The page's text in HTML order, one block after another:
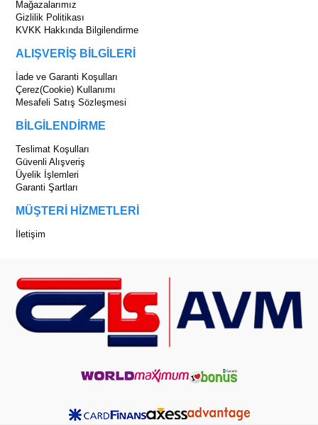
Mağazalarımız
Gizlilik Politikası
KVKK Hakkında Bilgilendirme
ALIŞVERİŞ BİLGİLERİ
İade ve Garanti Koşulları
Çerez(Cookie) Kullanımı
Mesafeli Satış Sözleşmesi
BİLGİLENDİRME
Teslimat Koşulları
Güvenli Alışveriş
Üyelik İşlemleri
Garanti Şartları
MÜŞTERİ HİZMETLERİ
İletişim